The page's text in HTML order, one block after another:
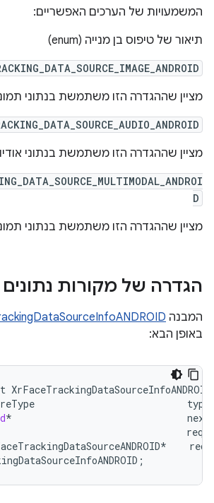
המשמעויות של הערכים האפשריים:
תיאור של טיפוס בן מנייה (enum)
מציין שההגדרה הזו משתמשת בנתוני
מציין שההגדרה הזו משתמשת בנתוני אודיו
D
מציין שההגדרה הזו משתמשת בנתוני
הגדרה של מקורות נתונים
המבנה
באופן הבא:
XrFaceTrackingDataSourceInfoANDROID
type
* next
*
;